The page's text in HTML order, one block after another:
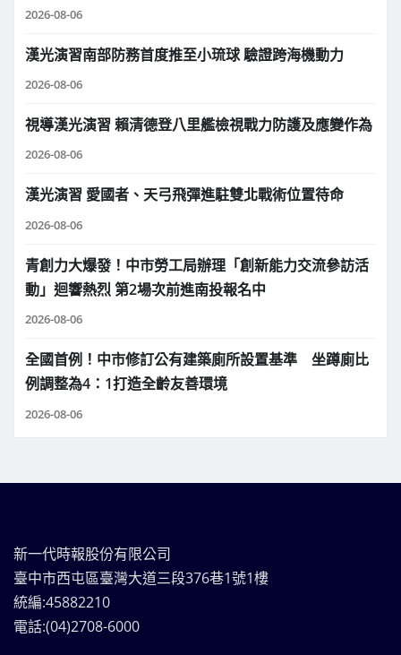
2026-08-06
漢光演習南部防務首度推至小琉球 驗證跨海機動力
2026-08-06
視導漢光演習 賴清德登八里艦檢視戰力防護及應變作為
2026-08-06
漢光演習 愛國者、天弓飛彈進駐雙北戰術位置待命
2026-08-06
青創力大爆發！中市勞工局辦理「創新能力交流參訪活
動」迴響熱烈 第2場次前進南投報名中
2026-08-06
全國首例！中市修訂公有建築廁所設置基準 坐蹲廁比
例調整為4：1打造全齡友善環境
2026-08-06
新一代時報股份有限公司
臺中市西屯區臺灣大道三段376巷1號1樓
統編:45882210
電話:(04)2708-6000